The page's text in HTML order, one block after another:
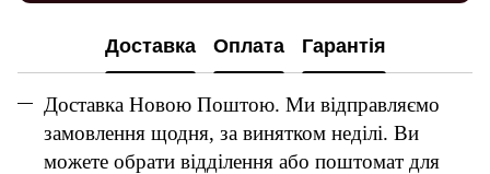
Доставка Оплата Гарантія
Доставка Новою Поштою. Ми відправляємо
замовлення щодня, за винятком неділі. Ви
можете обрати відділення або поштомат для